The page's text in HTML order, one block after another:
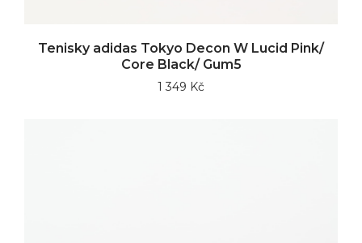
Tenisky adidas Tokyo Decon W Lucid Pink/
Core Black/ Gum5
1 349 Kč